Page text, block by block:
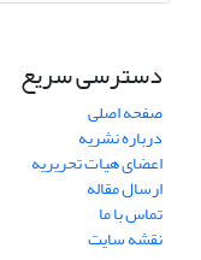
دسترسی سریع
صفحه اصلی
درباره نشریه
اعضای هیات تحریریه
ارسال مقاله
تماس با ما
نقشه سایت